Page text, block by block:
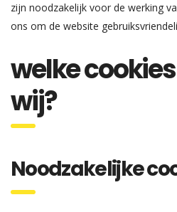
zijn noodzakelijk voor de werking
ons om de website
welke
wij?
Noodzakelijke